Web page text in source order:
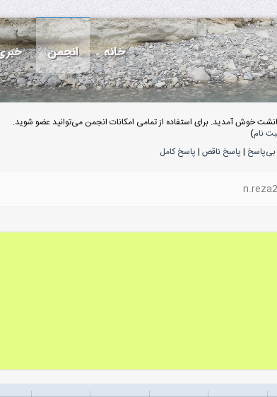
خانه انجمن
خوش آمدید. برای استفاده از تمامی امکانات انجمن می‌توانید عضو شوید.
نام)
بی‌پاسخ | پاسخ ناقص | پاسخ کامل